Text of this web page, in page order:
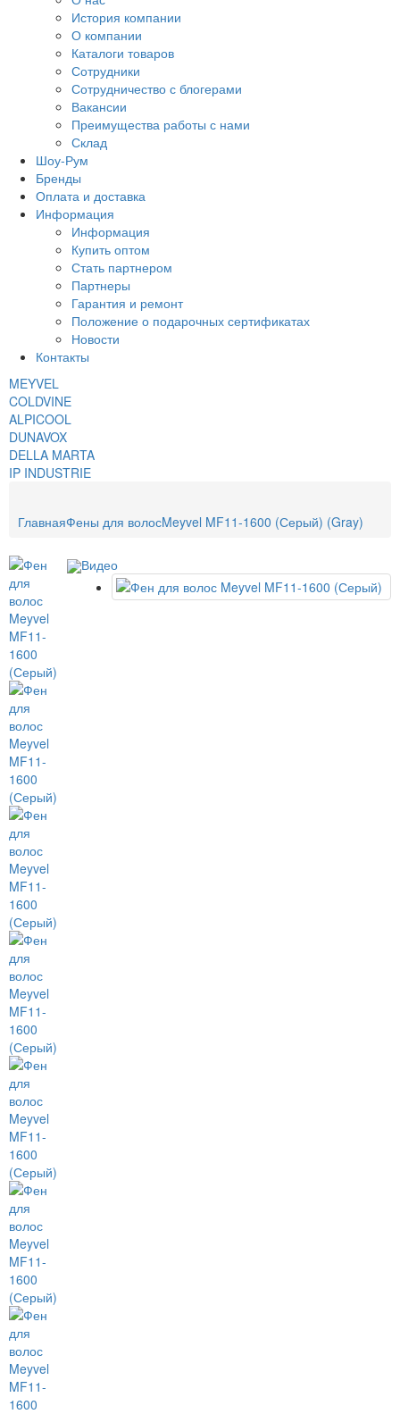
История компании
О компании
Каталоги товаров
Сотрудники
Сотрудничество с блогерами
Вакансии
Преимущества работы с нами
Склад
Шоу-Рум
Бренды
Оплата и доставка
Информация
Информация
Купить оптом
Стать партнером
Партнеры
Гарантия и ремонт
Положение о подарочных сертификатах
Новости
Контакты
MEYVEL
COLDVINE
ALPICOOL
DUNAVOX
DELLA MARTA
IP INDUSTRIE
ГлавнаяФены для волосMeyvel MF11-1600 (Серый) (Gray)
Видео